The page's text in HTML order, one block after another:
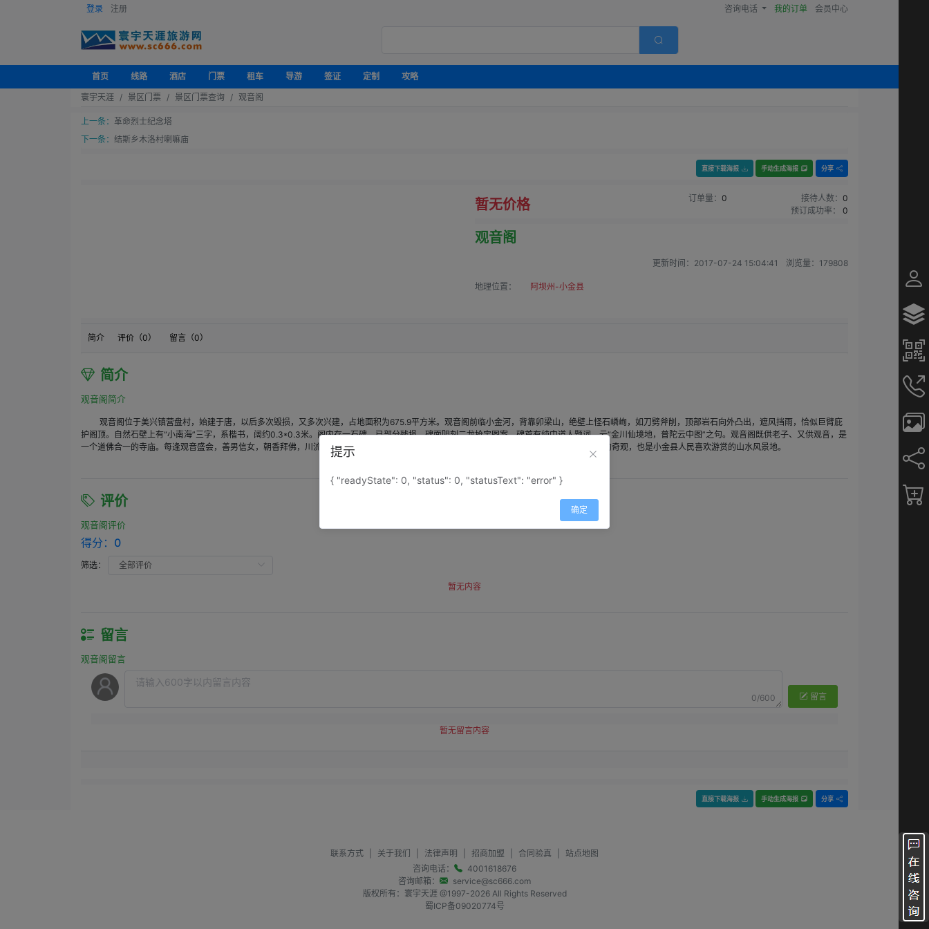
登录 注册 咨询电话 我的订单 会员中心
首页 线路 酒店 门票 租车 导游 签证 定制
攻略
寰宇天涯
景区门票 景区门票查询 观音阁
上一条： 革命烈士纪念塔
下一条： 结斯乡木洛村喇嘛庙
直接下载海报 手动生成海报 分享
暂无价格 订单量： 0 接待人数： 0
预订成功率：
0
观音阁
更新时间： 2017-07-24 15:04:41 浏览量： 179808
地理位置： 阿坝州-小金县
简介 评价（0） 留言（0）
简介
观音阁简介
观音阁位于美兴镇营盘村，始建于唐，以后多次毁损，又多次兴建，占地面积为675.9平方米。观音阁前临小金河，背靠卯梁山，绝壁上怪石嶙峋，如刀劈斧削，顶部岩石向外凸出，遮风挡雨，恰似巨臂庇
护阁顶。自然石壁上有“小南海”三字，系楷书，阔约0.3*0.3米。阁内存一石碑，已部分残损，碑面阴刻二龙抢宝图案，碑首有纯中道人题词，云“金川仙境地，普陀云中图”之句。观音阁既供老子、又供观音，是
一个道佛合一的寺庙。每逢观音盛会，善男信女，朝香拜佛，川流不息，阁左侧有山泉涌出，异常明亮清冽。观音阁是大自然和人类智慧相结合的奇观，也是小金县人民喜欢游赏的山水风景地。
评价
观音阁评价
得分： 0
筛选：
暂无内容
留言
观音阁留言
0/600 留言
暂无留言内容
直接下载海报 手动生成海报 分享
联系方式 关于我们 法律声明 招商加盟 合同验真
站点地图
咨询电话：
4001618676
咨询邮箱：
service@sc666.com
版权所有：寰宇天涯 @1997-2026All Rights Reserved
蜀ICP备09020774号
提示
{ "readyState": 0, "status": 0, "statusText": "error" }
确定